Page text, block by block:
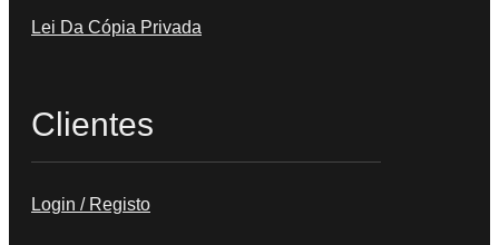
Lei Da Cópia Privada
Clientes
Login / Registo